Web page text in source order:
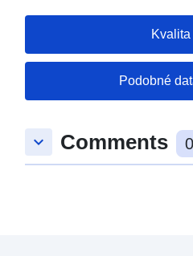
Kvalita
Podobné
keyboard_arrow_down Comments 0